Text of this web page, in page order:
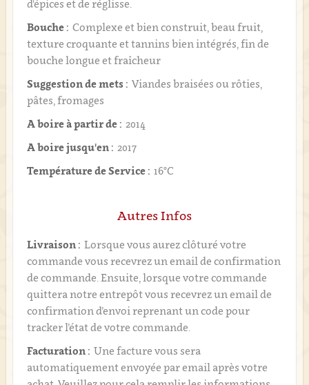
d'épices et de réglisse.
Bouche : Complexe et bien construit, beau fruit,
texture croquante et tannins bien intégrés, fin de
bouche longue et fraîcheur
Suggestion de mets : Viandes braisées ou rôties,
pâtes, fromages
A boire à partir de : 2014
A boire jusqu'en : 2017
Température de Service : 16°C
Autres Infos
Livraison : Lorsque vous aurez clôturé votre
commande vous recevrez un email de confirmation
de commande. Ensuite, lorsque votre commande
quittera notre entrepôt vous recevrez un email de
confirmation d’envoi reprenant un code pour
tracker l’état de votre commande.
Facturation : Une facture vous sera
automatiquement envoyée par email après votre